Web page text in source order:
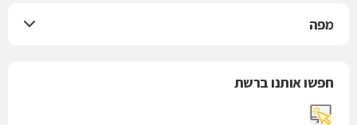
מפה
חפשו אותנו ברשת